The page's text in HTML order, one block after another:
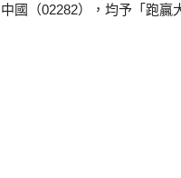
中國（02282），均予「跑贏